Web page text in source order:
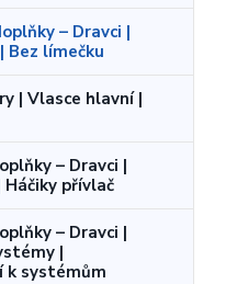
– Dravci |
Bez límečku
| Vlasce hlavní |
– Dravci |
Háčiky přívlač
– Dravci |
|
k systémům